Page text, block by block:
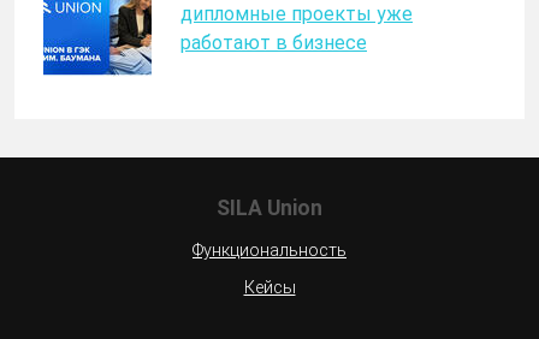
дипломные проекты уже
работают в бизнесе
SILA Union
Функциональность
Кейсы